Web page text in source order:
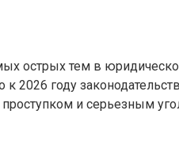
острых тем в
году
и серьезным